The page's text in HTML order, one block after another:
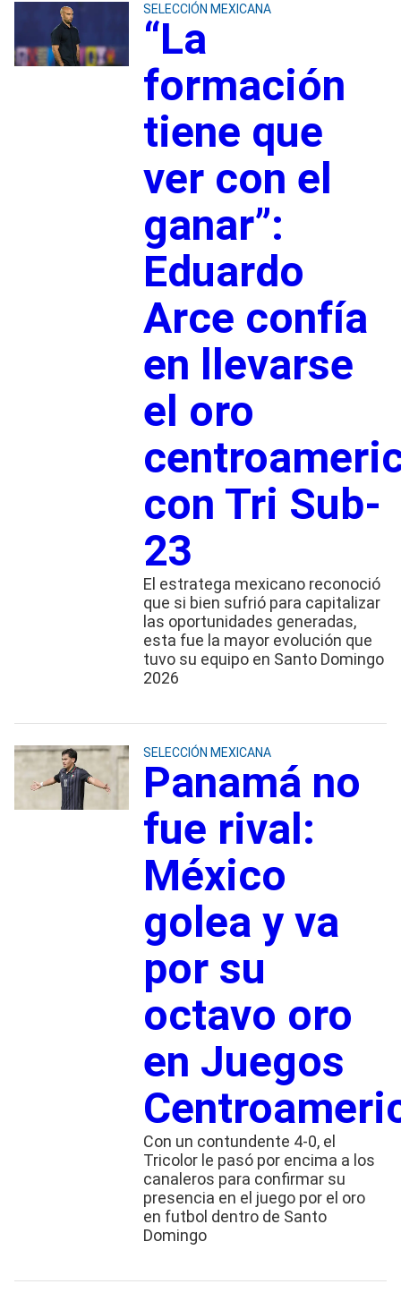
SELECCIÓN MEXICANA
“La
formación
tiene que
ver con el
ganar”:
Eduardo
Arce confía
en llevarse
el oro
con Tri Sub-
23
El estratega mexicano reconoció
que si bien sufrió para capitalizar
las oportunidades generadas,
esta fue la mayor evolución que
tuvo su equipo en Santo Domingo
2026
SELECCIÓN MEXICANA
Panamá no
fue rival:
México
golea y va
por su
octavo oro
en Juegos
Con un contundente 4-0, el
Tricolor le pasó por encima a los
canaleros para confirmar su
presencia en el juego por el oro
en futbol dentro de Santo
Domingo